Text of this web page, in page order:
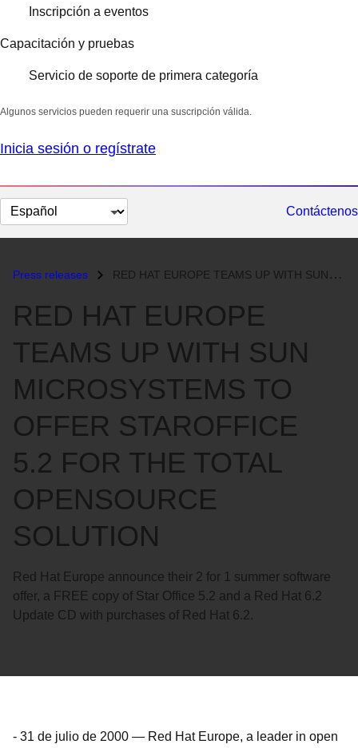
Inscripción a eventos
Capacitación y pruebas
Servicio de soporte de primera categoría
Algunos servicios pueden requerir una suscripción válida.
Inicia sesión o regístrate
Cambiar
el
Contáctenos
Press releases RED HAT EUROPE TEAMS UP WITH SUN MICROSYSTEMS TO OFFER STAROFFICE 5.2...
RED HAT EUROPE
TEAMS UP WITH SUN
MICROSYSTEMS TO
OFFER STAROFFICE
5.2 FOR THE TOTAL
OPENSOURCE
SOLUTION
Red Hat Europe announce their 2 for 1 summer software
offer, a FREE copy of Star Office 5.2 and a Red Hat 6.2
Update CD with purchases of Red Hat 6.2.
- 31 de julio de 2000 — Red Hat Europe, a leader in open